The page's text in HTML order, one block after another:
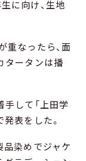
に向け、生地
重なったら、面
タータンは播
して「上田学
表をした。
品染めでジャケ